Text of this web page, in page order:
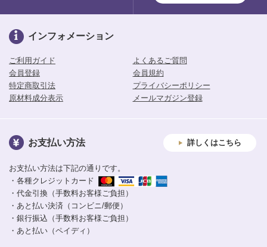
インフォメーション
ご利用ガイド
よくあるご質問
会員登録
会員規約
特定商取引法
プライバシーポリシー
原材料成分表示
メールマガジン登録
お支払い方法 詳しくはこちら
お支払い方法は下記の通りです。
・各種クレジットカード
・代金引換（手数料お客様ご負担）
・あと払い決済（コンビニ/郵便）
・銀行振込（手数料お客様ご負担）
・あと払い（ペイディ）